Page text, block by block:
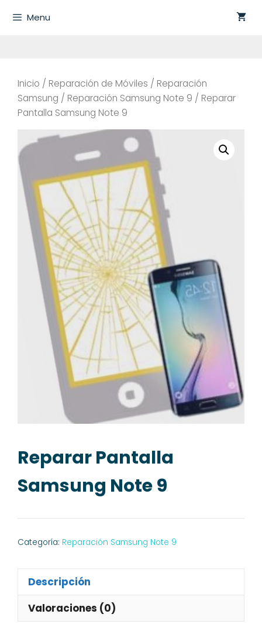
Menu
Inicio / Reparación de Móviles / Reparación
Samsung / Reparación Samsung Note 9 / Reparar
Pantalla Samsung Note 9
Reparar Pantalla
Samsung Note 9
Categoría: Reparación Samsung Note 9
Descripción
Valoraciones (0)